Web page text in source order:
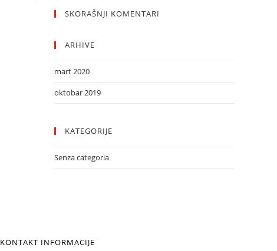
SKORAŠNJI KOMENTARI
ARHIVE
mart 2020
oktobar 2019
KATEGORIJE
Senza categoria
KONTAKT INFORMACIJE